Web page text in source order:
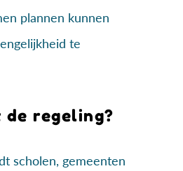
plannen kunnen
te
de regeling?
scholen, gemeenten